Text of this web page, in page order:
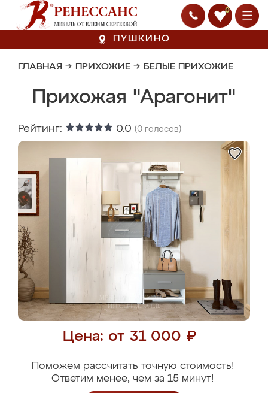
0
ПУШКИНО
ГЛАВНАЯ → ПРИХОЖИЕ → БЕЛЫЕ ПРИХОЖИЕ
Прихожая "Арагонит"
Рейтинг: 0.0 (0 голосов)
Цена: от 31 000 ₽
Поможем рассчитать точную стоимость!
Ответим менее, чем за 15 минут!